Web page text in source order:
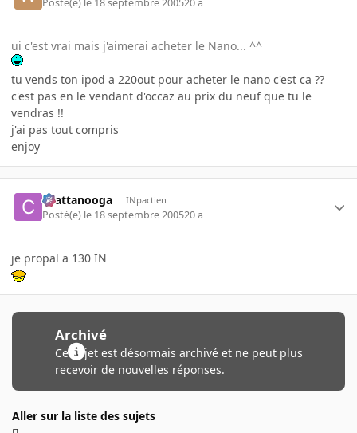
Posté(e) le 18 septembre 200520 a
ui c'est vrai mais j'aimerai acheter le Nano... ^^
tu vends ton ipod a 220out pour acheter le nano c'est ca ??
c'est pas en le vendant d'occaz au prix du neuf que tu le
vendras !!
j'ai pas tout compris
enjoy
chattanooga INpactien
Posté(e) le 18 septembre 200520 a
je propal a 130 IN
Archivé
Ce sujet est désormais archivé et ne peut plus
recevoir de nouvelles réponses.
Aller sur la liste des sujets